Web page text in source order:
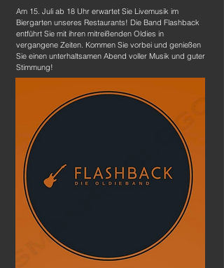
Am 15. Juli ab 18 Uhr erwartet Sie Livemusik im
Biergarten unseres Restaurants! Die Band Flashback
entführt Sie mit ihren mitreißenden Oldies in
vergangene Zeiten. Kommen Sie vorbei und genießen
Sie einen unterhaltsamen Abend voller Musik und guter
Stimmung!